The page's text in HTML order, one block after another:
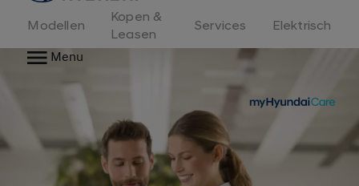
Modellen
Kopen &
Leasen
Services
Elektrisch
Menu